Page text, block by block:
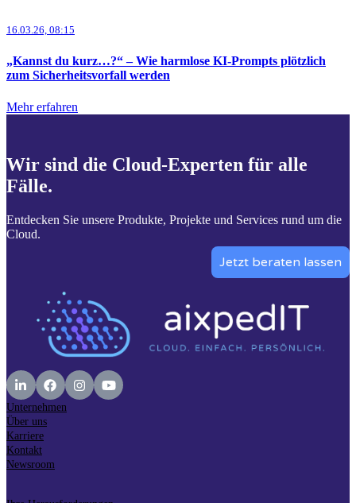
16.03.26, 08:15
„Kannst du kurz…?“ – Wie harmlose KI-Prompts plötzlich
zum Sicherheitsvorfall werden
Mehr erfahren
Wir sind die Cloud-Experten für alle
Fälle.
Entdecken Sie unsere Produkte, Projekte und Services rund um die
Cloud.
Jetzt beraten lassen
Unternehmen
Über uns
Karriere
Kontakt
Newsroom